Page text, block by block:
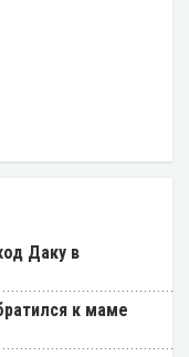
Даку в
к маме